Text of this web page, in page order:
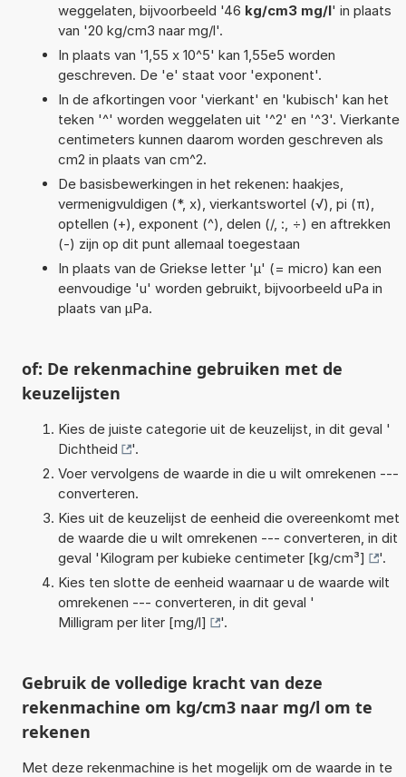
weggelaten, bijvoorbeeld '46 kg/cm3 mg/l' in plaats
van '20 kg/cm3 naar mg/l'.
In plaats van '1,55 x 10^5' kan 1,55e5 worden
geschreven. De 'e' staat voor 'exponent'.
In de afkortingen voor 'vierkant' en 'kubisch' kan het
teken '^' worden weggelaten uit '^2' en '^3'. Vierkante
centimeters kunnen daarom worden geschreven als
cm2 in plaats van cm^2.
De basisbewerkingen in het rekenen: haakjes,
vermenigvuldigen (*, x), vierkantswortel (√), pi (π),
optellen (+), exponent (^), delen (/, :, ÷) en aftrekken
(-) zijn op dit punt allemaal toegestaan
In plaats van de Griekse letter 'µ' (= micro) kan een
eenvoudige 'u' worden gebruikt, bijvoorbeeld uPa in
plaats van µPa.
of: De rekenmachine gebruiken met de
keuzelijsten
Kies de juiste categorie uit de keuzelijst, in dit geval '
Dichtheid
'.
Voer vervolgens de waarde in die u wilt omrekenen ---
converteren.
Kies uit de keuzelijst de eenheid die overeenkomt met
de waarde die u wilt omrekenen --- converteren, in dit
geval 'Kilogram per kubieke centimeter [kg/cm³]
'.
Kies ten slotte de eenheid waarnaar u de waarde wilt
omrekenen --- converteren, in dit geval '
Milligram per liter [mg/l]
'.
Gebruik de volledige kracht van deze
rekenmachine om kg/cm3 naar mg/l om te
rekenen
Met deze rekenmachine is het mogelijk om de waarde in te